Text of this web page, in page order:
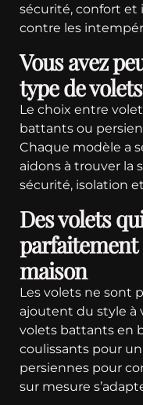
sécurité, confort
contre les
Vous avez
type de
Le choix entre
battants ou
Chaque modèle a
aidons à trouver la
sécurité, isolation
Des volets
parfaitement
maison
Les volets ne sont
ajoutent du style à
volets battants en
coulissants pour
persiennes pour
sur mesure